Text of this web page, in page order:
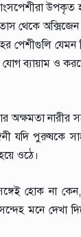
থেকে
পেশীগুলি যেমন
যোগ ব্যায়াম ও
অক্ষমতা নারীর
যদি পুরুষকে
ওঠে।
হোক না
মনে দেখা